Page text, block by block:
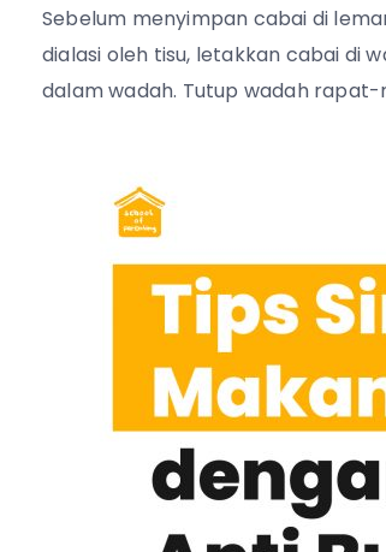
Sebelum menyimpan cabai di
dialasi oleh tisu, letakkan cabai di
dalam wadah. Tutup wadah